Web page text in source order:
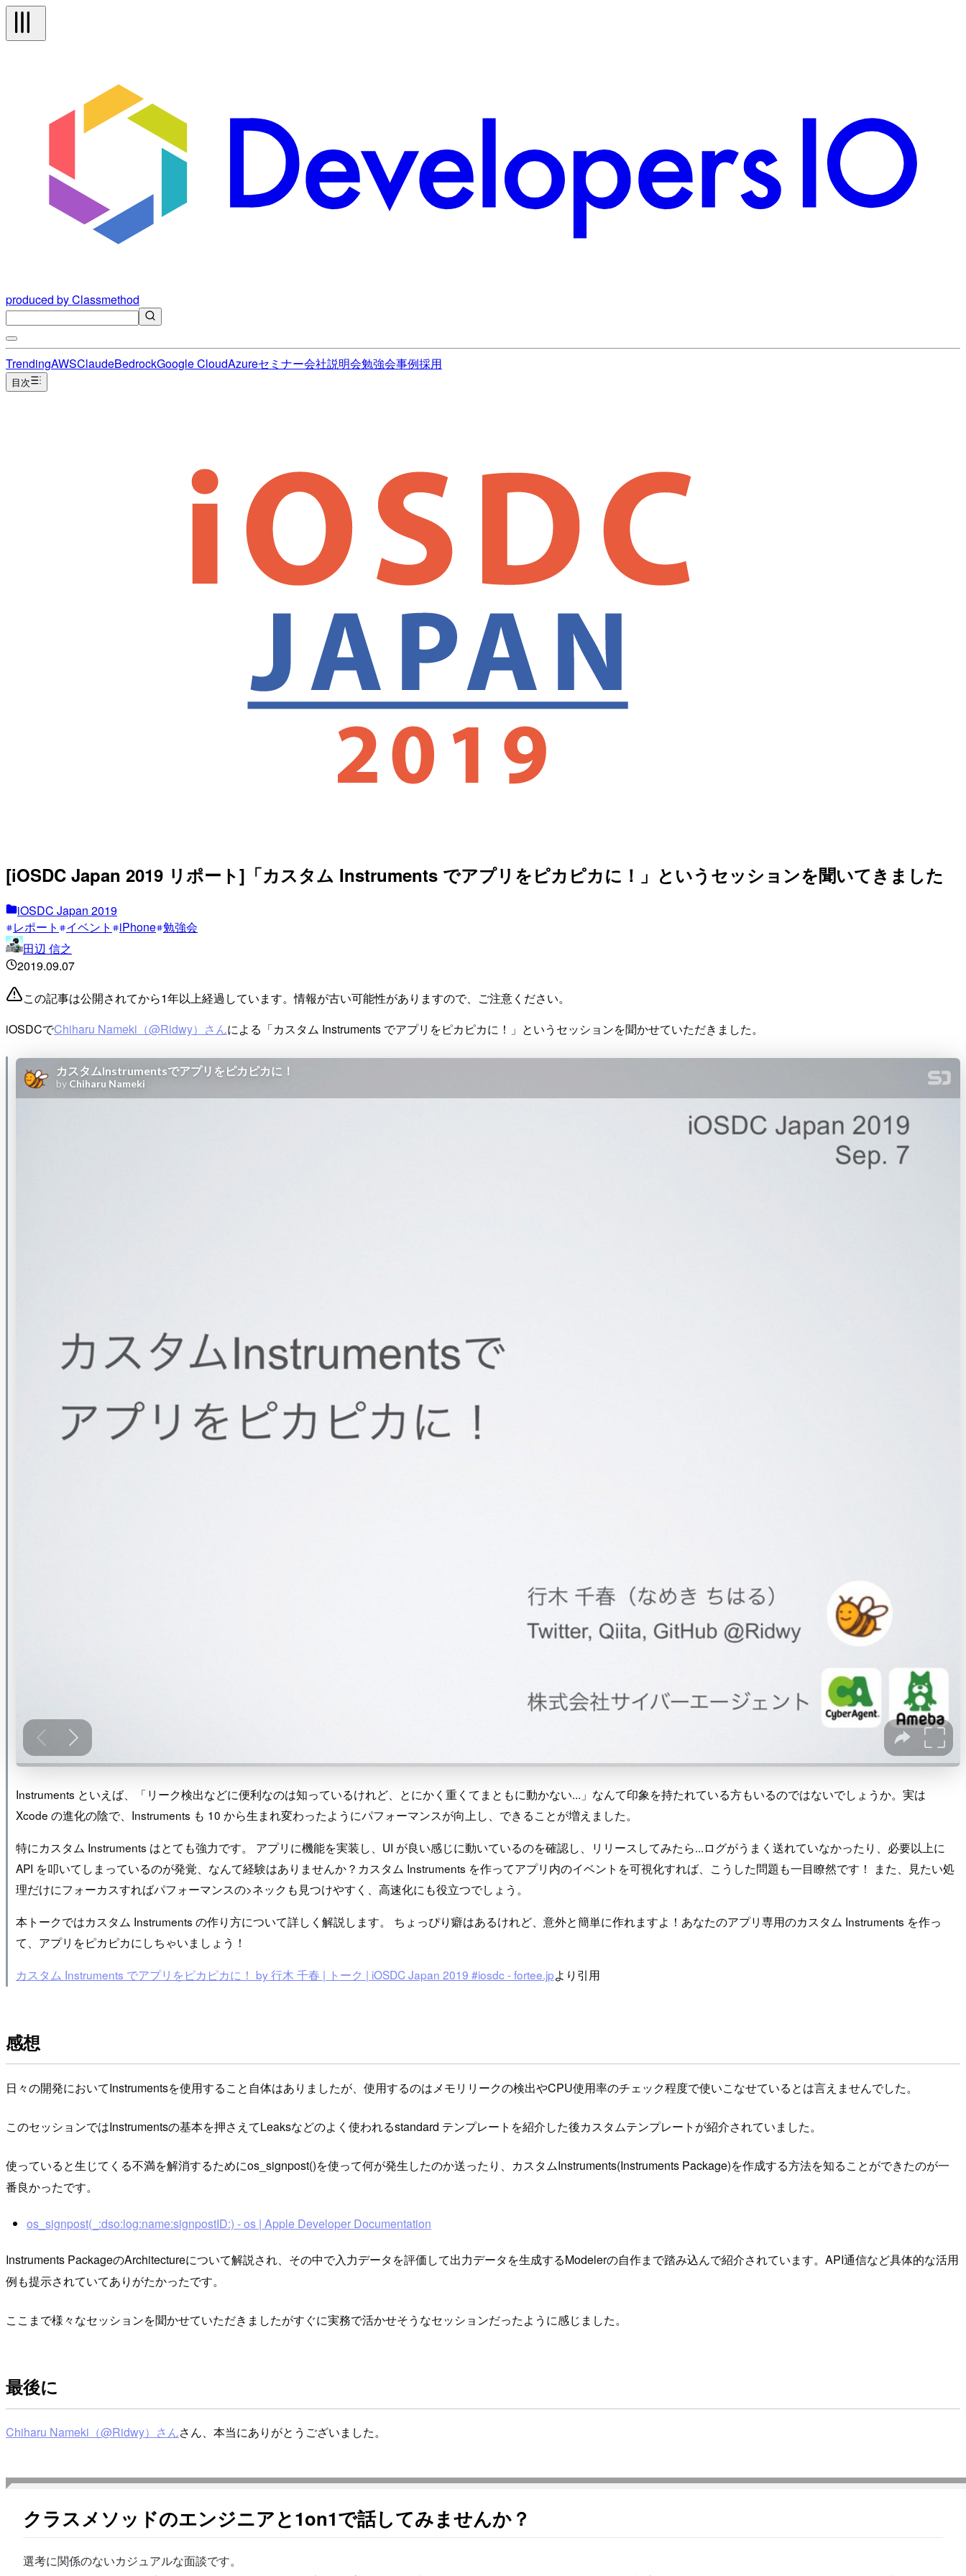
produced by Classmethod
TrendingAWSClaudeBedrockGoogle CloudAzureセミナー会社説明会勉強会事例採用
目次
[iOSDC Japan 2019 リポート]「カスタム Instruments でアプリをピカピカに！」というセッションを聞いてきました
iOSDC Japan 2019
レポート
イベント iPhone 勉強会
田辺 信之
2019.09.07
この記事は公開されてから1年以上経過しています。情報が古い可能性がありますので、ご注意ください。
iOSDCでChiharu Nameki（@Ridwy）さんによる「カスタム Instruments でアプリをピカピカに！」というセッションを聞かせていただきました。
Instruments といえば、「リーク検出などに便利なのは知っているけれど、とにかく重くてまともに動かない...」なんて印象を持たれている方もいるのではないでしょうか。実は
Xcode の進化の陰で、Instruments も 10 から生まれ変わったようにパフォーマンスが向上し、できることが増えました。
特にカスタム Instruments はとても強力です。 アプリに機能を実装し、UI が良い感じに動いているのを確認し、リリースしてみたら...ログがうまく送れていなかったり、必要以上に
API を叩いてしまっているのが発覚、なんて経験はありませんか？カスタム Instruments を作ってアプリ内のイベントを可視化すれば、こうした問題も一目瞭然です！ また、見たい処
理だけにフォーカスすればパフォーマンスの>ネックも見つけやすく、高速化にも役立つでしょう。
本トークではカスタム Instruments の作り方について詳しく解説します。 ちょっぴり癖はあるけれど、意外と簡単に作れますよ！あなたのアプリ専用のカスタム Instruments を作っ
て、アプリをピカピカにしちゃいましょう！
カスタム Instruments でアプリをピカピカに！ by 行木 千春 | トーク | iOSDC Japan 2019 #iosdc - fortee.jpより引用
感想
日々の開発においてInstrumentsを使用すること自体はありましたが、使用するのはメモリリークの検出やCPU使用率のチェック程度で使いこなせているとは言えませんでした。
このセッションではInstrumentsの基本を押さえてLeaksなどのよく使われるstandard テンプレートを紹介した後カスタムテンプレートが紹介されていました。
使っていると生じてくる不満を解消するためにos_signpost()を使って何が発生したのか送ったり、カスタムInstruments(Instruments Package)を作成する方法を知ることができたのが一
番良かったです。
os_signpost(_:dso:log:name:signpostID:) - os | Apple Developer Documentation
Instruments PackageのArchitectureについて解説され、その中で入力データを評価して出力データを生成するModelerの自作まで踏み込んで紹介されています。API通信など具体的な活用
例も提示されていてありがたかったです。
ここまで様々なセッションを聞かせていただきましたがすぐに実務で活かせそうなセッションだったように感じました。
最後に
Chiharu Nameki（@Ridwy）さんさん、本当にありがとうございました。
クラスメソッドのエンジニアと1on1で話してみませんか？
選考に関係のないカジュアルな面談です。